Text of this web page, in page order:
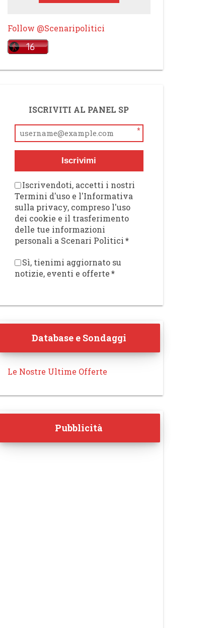
Follow @Scenaripolitici
ISCRIVITI AL PANEL SP
*
Iscrivimi
Iscrivendoti, accetti i nostri
Termini d'uso e l'Informativa
sulla privacy, compreso l'uso
dei cookie e il trasferimento
delle tue informazioni
personali a Scenari Politici*
Sì, tienimi aggiornato su
notizie, eventi e offerte*
Database e Sondaggi
Le Nostre Ultime Offerte
Pubblicità